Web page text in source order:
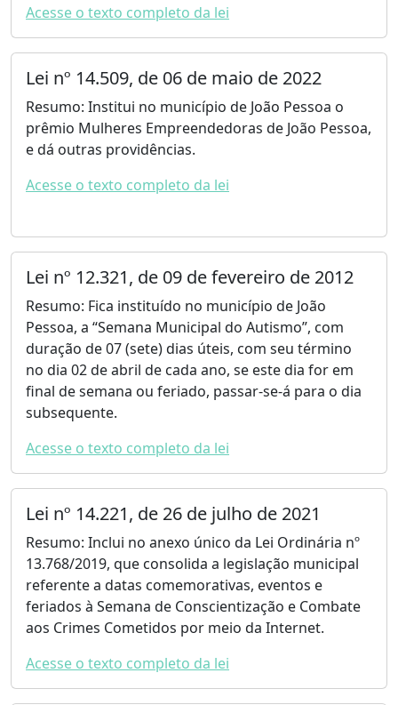
Acesse o texto completo da lei
Lei nº 14.509, de 06 de maio de 2022
Resumo: Institui no município de João Pessoa o
prêmio Mulheres Empreendedoras de João Pessoa,
e dá outras providências.
Acesse o texto completo da lei
Lei nº 12.321, de 09 de fevereiro de 2012
Resumo: Fica instituído no município de João
Pessoa, a “Semana Municipal do Autismo”, com
duração de 07 (sete) dias úteis, com seu término
no dia 02 de abril de cada ano, se este dia for em
final de semana ou feriado, passar-se-á para o dia
subsequente.
Acesse o texto completo da lei
Lei nº 14.221, de 26 de julho de 2021
Resumo: Inclui no anexo único da Lei Ordinária nº
13.768/2019, que consolida a legislação municipal
referente a datas comemorativas, eventos e
feriados à Semana de Conscientização e Combate
aos Crimes Cometidos por meio da Internet.
Acesse o texto completo da lei